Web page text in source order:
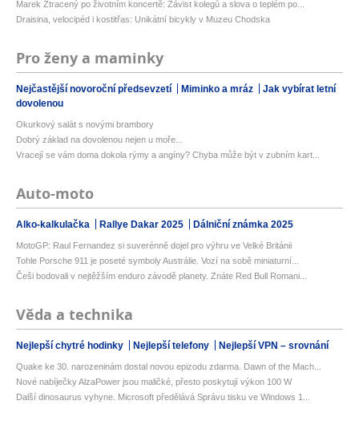
Marek Ztracený po životním koncertě: Závist kolegů a slova o teplém po...
Draisina, velocipéd i kostitřas: Unikátní bicykly v Muzeu Chodska
Pro ženy a maminky
Nejčastější novoroční předsevzetí Miminko a mráz
Jak vybírat letní
dovolenou
Okurkový salát s novými brambory
Dobrý základ na dovolenou nejen u moře...
Vracejí se vám doma dokola rýmy a angíny? Chyba může být v zubním kart...
Auto-moto
Alko-kalkulačka Rallye Dakar 2025 Dálniční známka 2025
MotoGP: Raul Fernandez si suverénně dojel pro výhru ve Velké Británii
Tohle Porsche 911 je poseté symboly Austrálie. Vozí na sobě miniaturní...
Češi bodovali v nejtěžším enduro závodě planety. Znáte Red Bull Romani...
Věda a technika
Nejlepší chytré hodinky Nejlepší telefony Nejlepší VPN – srovnání
Quake ke 30. narozeninám dostal novou epizodu zdarma. Dawn of the Mach...
Nové nabíječky AlzaPower jsou maličké, přesto poskytují výkon 100 W
Další dinosaurus vyhyne. Microsoft předělává Správu tisku ve Windows 1...